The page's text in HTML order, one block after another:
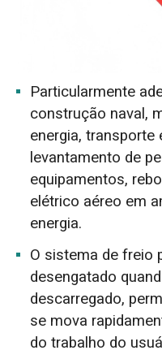
Particularmente
construção naval,
energia,
levantamento de
equipamentos,
elétrico aéreo em
energia.
O sistema de freio
desengatado
descarregado,
se mova
do trabalho do